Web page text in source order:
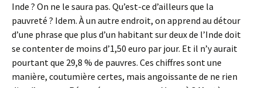
Inde ? On ne le saura pas. Qu’est-ce d’ailleurs que la
pauvreté ? Idem. À un autre endroit, on apprend au détour
d’une phrase que plus d’un habitant sur deux de l’Inde doit
se contenter de moins d’1,50 euro par jour. Et il n’y aurait
pourtant que 29,8 % de pauvres. Ces chiffres sont une
manière, coutumière certes, mais angoissante de ne rien